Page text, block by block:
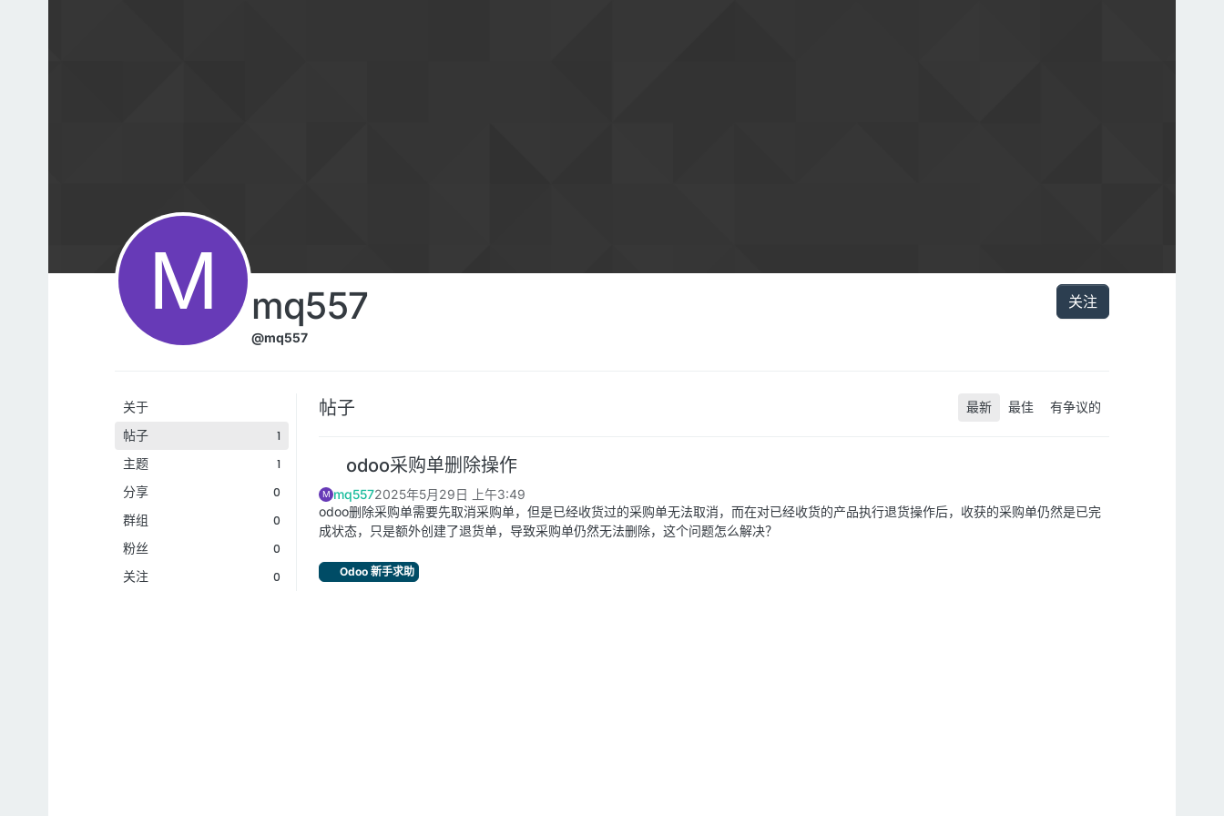
M mq557
@mq557
关注
关于
帖子
1
主题 1
分享 0
群组 0
粉丝 0
关注 0
帖子 最新 最佳 有争议的
odoo采购单删除操作
M mq5572025年5月29日 上午3:49
odoo删除采购单需要先取消采购单，但是已经收货过的采购单无法取消，而在对已经收货的产品执行退货操作后，收获的采购单仍然是已完
成状态，只是额外创建了退货单，导致采购单仍然无法删除，这个问题怎么解决？
Odoo 新手求助